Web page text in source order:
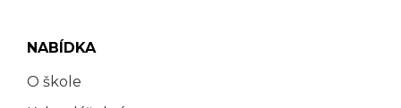
NABÍDKA
O škole